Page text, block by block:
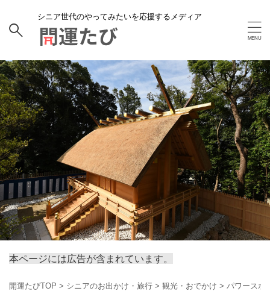
シニア世代のやってみたいを応援するメディア
本ページには広告が含まれています。
開運たびTOP > シニアのお出かけ・旅行 > 観光・おでかけ > パワースポ